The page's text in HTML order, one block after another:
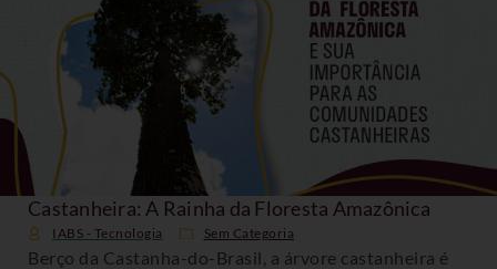
Castanheira: A Rainha da Floresta Amazônica
IABS - Tecnologia Sem Categoria
Berço da Castanha-do-Brasil, a árvore castanheira é